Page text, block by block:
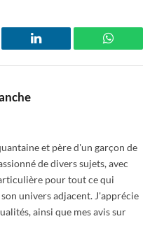
LinkedIn
et père d'un garçon de
de divers sujets, avec
pour tout ce qui
univers adjacent. J'apprécie
ainsi que mes avis sur